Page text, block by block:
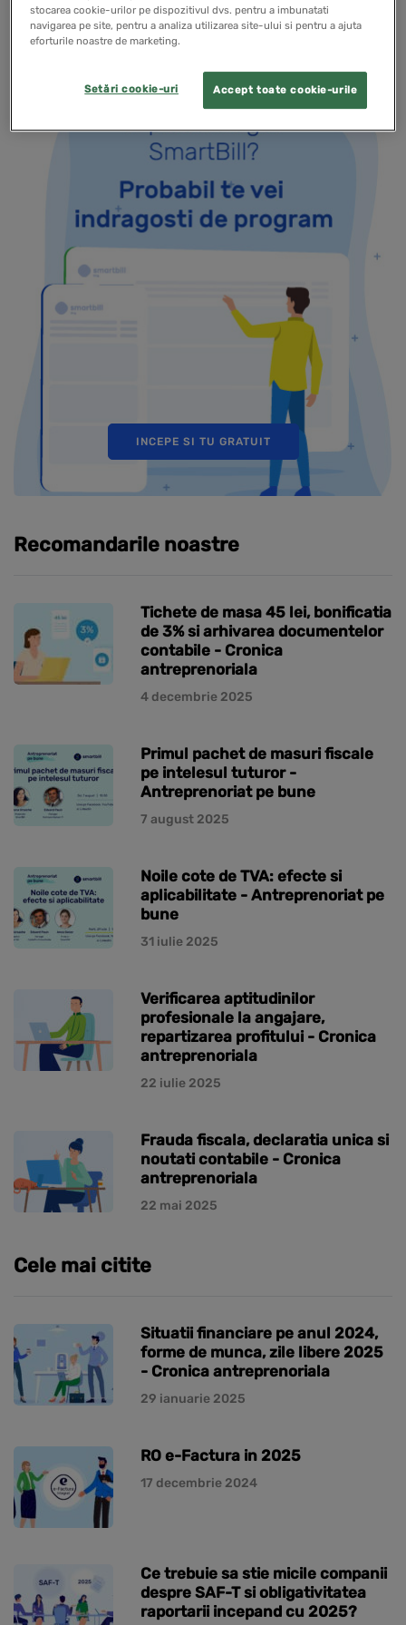
INCEPE SI TU GRATUIT
Recomandarile noastre
Tichete de masa 45 lei, bonificatia
de 3% si arhivarea documentelor
contabile - Cronica
antreprenoriala
4 decembrie 2025
Primul pachet de masuri fiscale
pe intelesul tuturor -
Antreprenoriat pe bune
7 august 2025
Noile cote de TVA: efecte si
aplicabilitate - Antreprenoriat pe
bune
31 iulie 2025
Verificarea aptitudinilor
profesionale la angajare,
repartizarea profitului - Cronica
antreprenoriala
22 iulie 2025
Frauda fiscala, declaratia unica si
noutati contabile - Cronica
antreprenoriala
22 mai 2025
Cele mai citite
Situatii financiare pe anul 2024,
forme de munca, zile libere 2025
- Cronica antreprenoriala
29 ianuarie 2025
RO e-Factura in 2025
17 decembrie 2024
Ce trebuie sa stie micile companii
despre SAF-T si obligativitatea
raportarii incepand cu 2025?
stocarea cookie-urilor pe dispozitivul dvs. pentru a imbunatati
navigarea pe site, pentru a analiza utilizarea site-ului si pentru a ajuta
eforturile noastre de marketing.
Accept toate cookie-urile
Setări cookie-uri